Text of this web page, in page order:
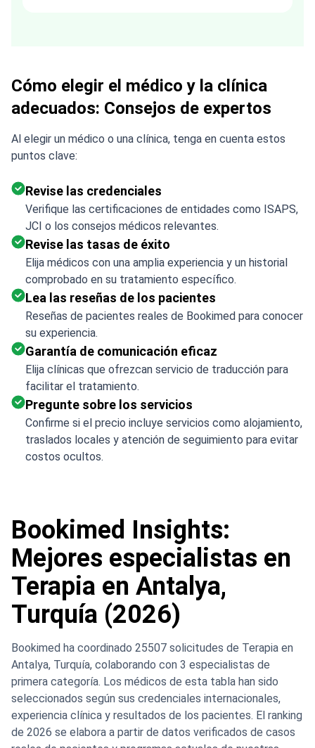
Cómo elegir el médico y la clínica
adecuados: Consejos de expertos
Al elegir un médico o una clínica, tenga en cuenta estos
puntos clave:
Revise las credenciales
Verifique las certificaciones de entidades como ISAPS,
JCI o los consejos médicos relevantes.
Revise las tasas de éxito
Elija médicos con una amplia experiencia y un historial
comprobado en su tratamiento específico.
Lea las reseñas de los pacientes
Reseñas de pacientes reales de Bookimed para conocer
su experiencia.
Garantía de comunicación eficaz
Elija clínicas que ofrezcan servicio de traducción para
facilitar el tratamiento.
Pregunte sobre los servicios
Confirme si el precio incluye servicios como alojamiento,
traslados locales y atención de seguimiento para evitar
costos ocultos.
Bookimed Insights:
Mejores especialistas en
Terapia en Antalya,
Turquía (2026)
Bookimed ha coordinado 25507 solicitudes de Terapia en
Antalya, Turquía, colaborando con 3 especialistas de
primera categoría. Los médicos de esta tabla han sido
seleccionados según sus credenciales internacionales,
experiencia clínica y resultados de los pacientes. El ranking
de 2026 se elabora a partir de datos verificados de casos